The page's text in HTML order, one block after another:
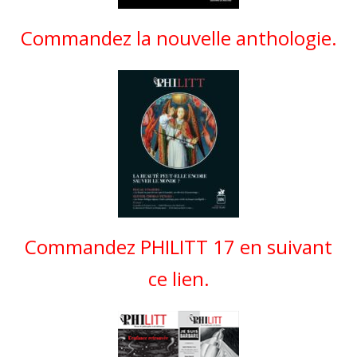
Commandez la nouvelle anthologie.
Commandez PHILITT 17 en suivant
ce lien.